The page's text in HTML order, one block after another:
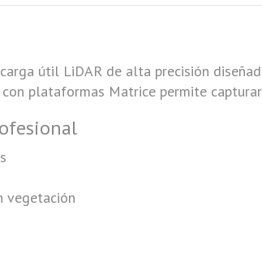
útil LiDAR de alta precisión
con plataformas Matrice permite
vegetación